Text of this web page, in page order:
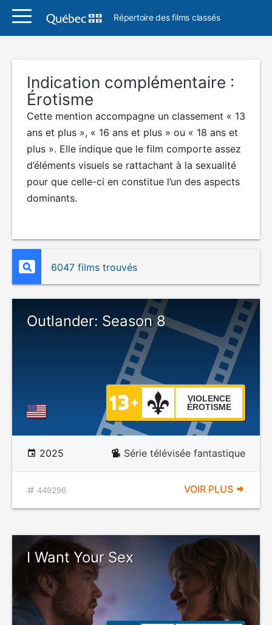
Répertoire des films classés
Indication complémentaire :
Érotisme
Cette mention accompagne un classement « 13
ans et plus », « 16 ans et plus » ou « 18 ans et
plus ». Elle indique que le film comporte assez
d’éléments visuels se rattachant à la sexualité
pour que celle-ci en constitue l’un des aspects
dominants.
6047 films trouvés
Outlander: Season 8
VIOLENCE
ÉROTISME
2025 Série télévisée fantastique
449296 VOIR PLUS
I Want Your Sex